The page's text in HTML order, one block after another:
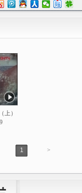
上）
1 >